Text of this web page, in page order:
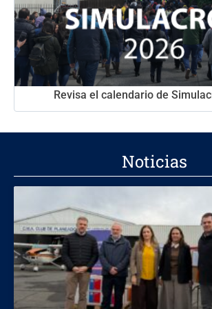
Revisa el calendario de
Noticias